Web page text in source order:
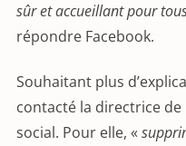
sûr et accueillant pour
répondre Facebook.
Souhaitant plus
contacté la directrice
social. Pour elle, «